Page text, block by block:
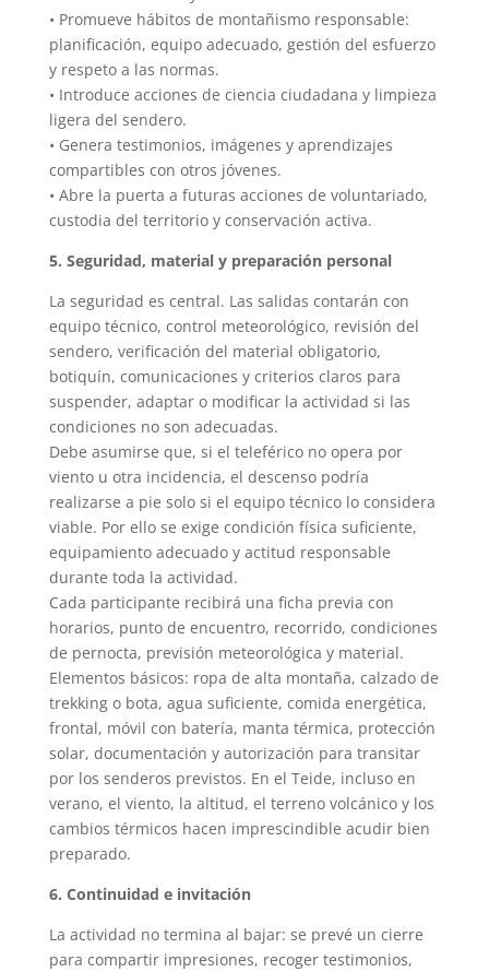
• Promueve hábitos de montañismo responsable:
planificación, equipo adecuado, gestión del esfuerzo
y respeto a las normas.
• Introduce acciones de ciencia ciudadana y limpieza
ligera del sendero.
• Genera testimonios, imágenes y aprendizajes
compartibles con otros jóvenes.
• Abre la puerta a futuras acciones de voluntariado,
custodia del territorio y conservación activa.
5. Seguridad, material y preparación personal
La seguridad es central. Las salidas contarán con
equipo técnico, control meteorológico, revisión del
sendero, verificación del material obligatorio,
botiquín, comunicaciones y criterios claros para
suspender, adaptar o modificar la actividad si las
condiciones no son adecuadas.
Debe asumirse que, si el teleférico no opera por
viento u otra incidencia, el descenso podría
realizarse a pie solo si el equipo técnico lo considera
viable. Por ello se exige condición física suficiente,
equipamiento adecuado y actitud responsable
durante toda la actividad.
Cada participante recibirá una ficha previa con
horarios, punto de encuentro, recorrido, condiciones
de pernocta, previsión meteorológica y material.
Elementos básicos: ropa de alta montaña, calzado de
trekking o bota, agua suficiente, comida energética,
frontal, móvil con batería, manta térmica, protección
solar, documentación y autorización para transitar
por los senderos previstos. En el Teide, incluso en
verano, el viento, la altitud, el terreno volcánico y los
cambios térmicos hacen imprescindible acudir bien
preparado.
6. Continuidad e invitación
La actividad no termina al bajar: se prevé un cierre
para compartir impresiones, recoger testimonios,